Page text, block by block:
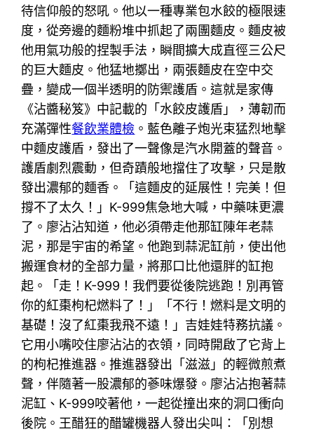
待信仰般的怒吼。他以一種專業包水餃的極限速
度，從旁邊的麵粉堆中抓起了兩團麵皮。麵皮被
他用氣功般的捏製手法，瞬間擴大成直徑三公尺
的巨大麵皮。他猛地擲出，兩張麵皮在空中交
疊，變成一個半透明的防禦護盾。這就是家傳
《沾醬秘笈》中記載的「水餃皮護盾」，薄韌而
充滿彈性餐飲業體檢 。藍色離子炮光束猛烈地擊
中麵皮護盾，發出了一聲像是汽水開蓋的聲音。
護盾劇烈震動，但奇蹟般地擋住了攻擊，只是散
發出濃郁的麵香。「這麵皮的延展性！完美！但
撐不了太久！」K-999焦急地大喊，中藥味更濃
了。廖沾沾知道，他必須帶走他那缸陳年老蒜
泥，那是宇宙的希望。他跑到蒜泥缸前，使出他
搬運食材的全部力量，將那口比他還胖的缸抱
起。「走！K-999！我們要從後院逃跑！別再管
你的紅棗枸杞燃料了！」「不行！燃料是文明的
基礎！沒了紅棗我飛不遠！」吉娃娃特務抗議。
它用小嘴咬住廖沾沾的衣領，同時開啟了它背上
的枸杞推進器。推進器發出「滋滋」的輕微煎煮
聲，伴隨著一股濃郁的蔘味爆發。廖沾沾抱著蒜
泥缸、K-999咬著他，一起從撞出來的洞口衝向
後院。王醋狂的醋罐機器人發出尖叫：「別想